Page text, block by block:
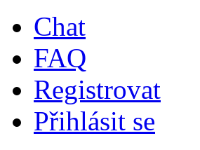
Chat
FAQ
Registrovat
Přihlásit se